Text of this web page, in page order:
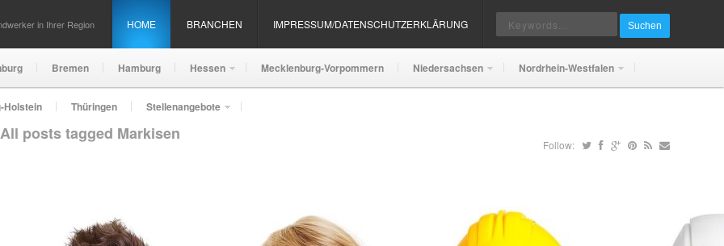
in Ihrer Region HOME BRANCHEN IMPRESSUM/DATENSCHUTZERKLÄRUNG Suchen
Bremen Hamburg Hessen Mecklenburg-Vorpommern Niedersachsen Nordrhein-Westfalen
Holstein Thüringen Stellenangebote
Follow:
All posts tagged Markisen